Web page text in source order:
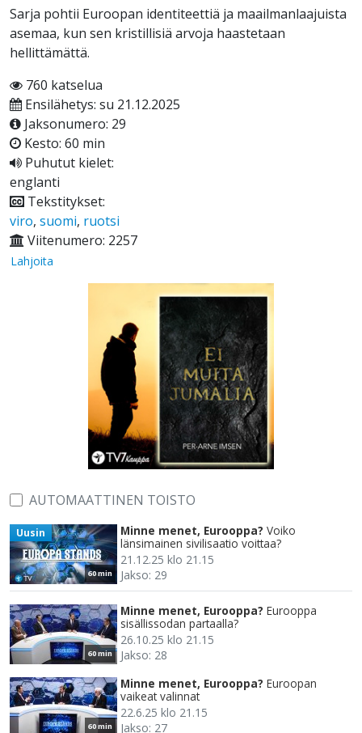
Sarja pohtii Euroopan identiteettiä ja maailmanlaajuista
asemaa, kun sen kristillisiä arvoja haastetaan
hellittämättä.
760 katselua
Ensilähetys: su 21.12.2025
Jaksonumero: 29
Kesto: 60 min
Puhutut kielet:
englanti
Tekstitykset:
viro, suomi, ruotsi
Viitenumero: 2257
Lahjoita
AUTOMAATTINEN TOISTO
60 min
Uusin Minne menet, Eurooppa? Voiko
länsimainen sivilisaatio voittaa?
21.12.25 klo 21.15
Jakso: 29
60 min
Minne menet, Eurooppa? Eurooppa
sisällissodan partaalla?
26.10.25 klo 21.15
Jakso: 28
60 min
Minne menet, Eurooppa? Euroopan
vaikeat valinnat
22.6.25 klo 21.15
Jakso: 27